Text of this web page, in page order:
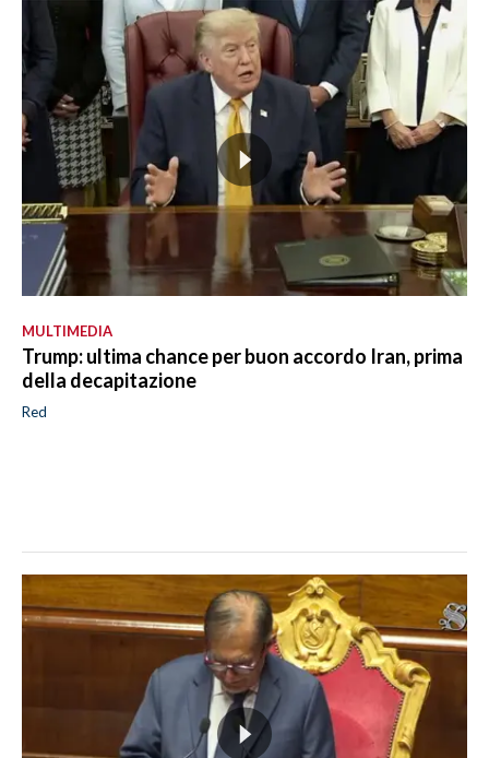
MULTIMEDIA
Trump: ultima chance per buon accordo Iran, prima
della decapitazione
Red